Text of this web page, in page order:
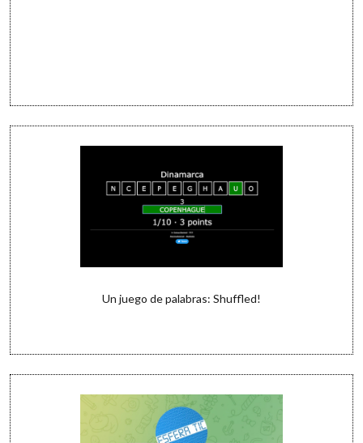
Un juego de palabras: Shuffled!